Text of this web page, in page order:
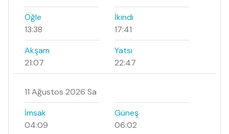
Öğle
13:38
İkindi
17:41
Akşam
21:07
Yatsı
22:47
11 Ağustos 2026 Sa
İmsak
04:09
Güneş
06:02